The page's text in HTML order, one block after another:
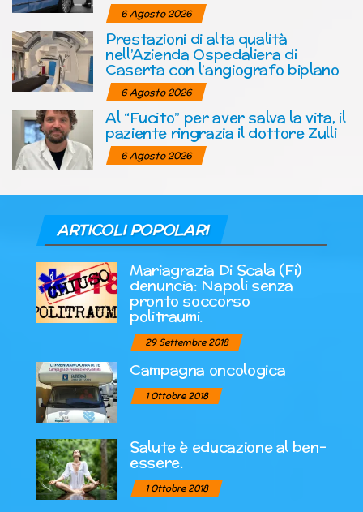
6 Agosto 2026
Prestazioni di alta qualità
nell’Azienda Ospedaliera di
Caserta con l’angiografo biplano
6 Agosto 2026
Al “Fucito” per aver salva la vita, il
paziente ringrazia il dottore Zulli
6 Agosto 2026
ARTICOLI POPOLARI
Mariagrazia Di Scala (Fi)
denuncia: Napoli senza
pronto soccorso
politraumi.
29 Settembre 2018
Campagna oncologica
1 Ottobre 2018
Salute è educazione al ben-
essere.
1 Ottobre 2018